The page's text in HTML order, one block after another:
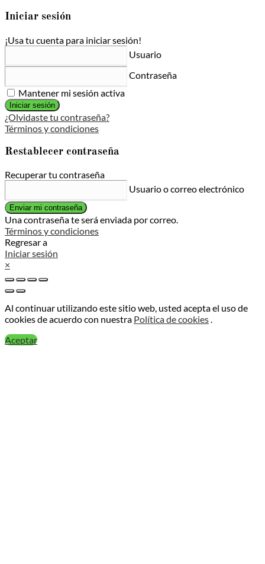
Iniciar sesión
¡Usa tu cuenta para iniciar sesión!
Usuario
Contraseña
Mantener mi sesión activa
Iniciar sesión
¿Olvidaste tu contraseña?
Términos y condiciones
Restablecer contraseña
Recuperar tu contraseña
Usuario o correo electrónico
Enviar mi contraseña
Una contraseña te será enviada por correo.
Términos y condiciones
Regresar a
Iniciar sesión
×
Al continuar utilizando este sitio web, usted acepta el uso de
cookies de acuerdo con nuestra Política de cookies.
Aceptar